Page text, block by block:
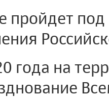
пройдет
года на